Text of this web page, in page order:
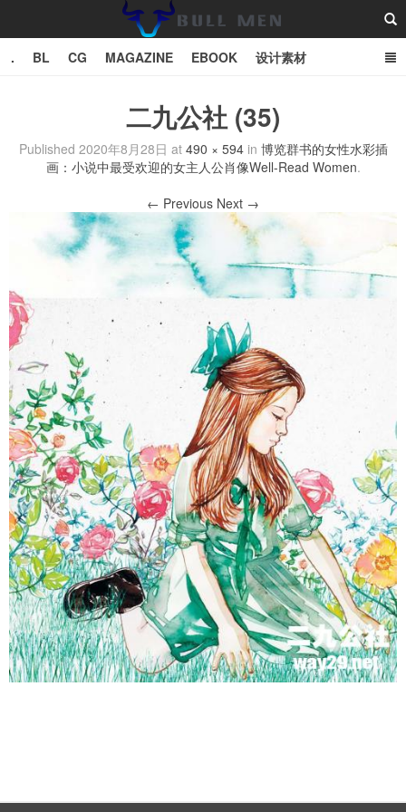
Bull Man斗牛士
. BL CG MAGAZINE EBOOK 设计素材
二九公社 (35)
Published 2020年8月28日 at 490 × 594in 博览群书的女性水彩插
画：小说中最受欢迎的女主人公肖像Well-Read Women.
← Previous Next →